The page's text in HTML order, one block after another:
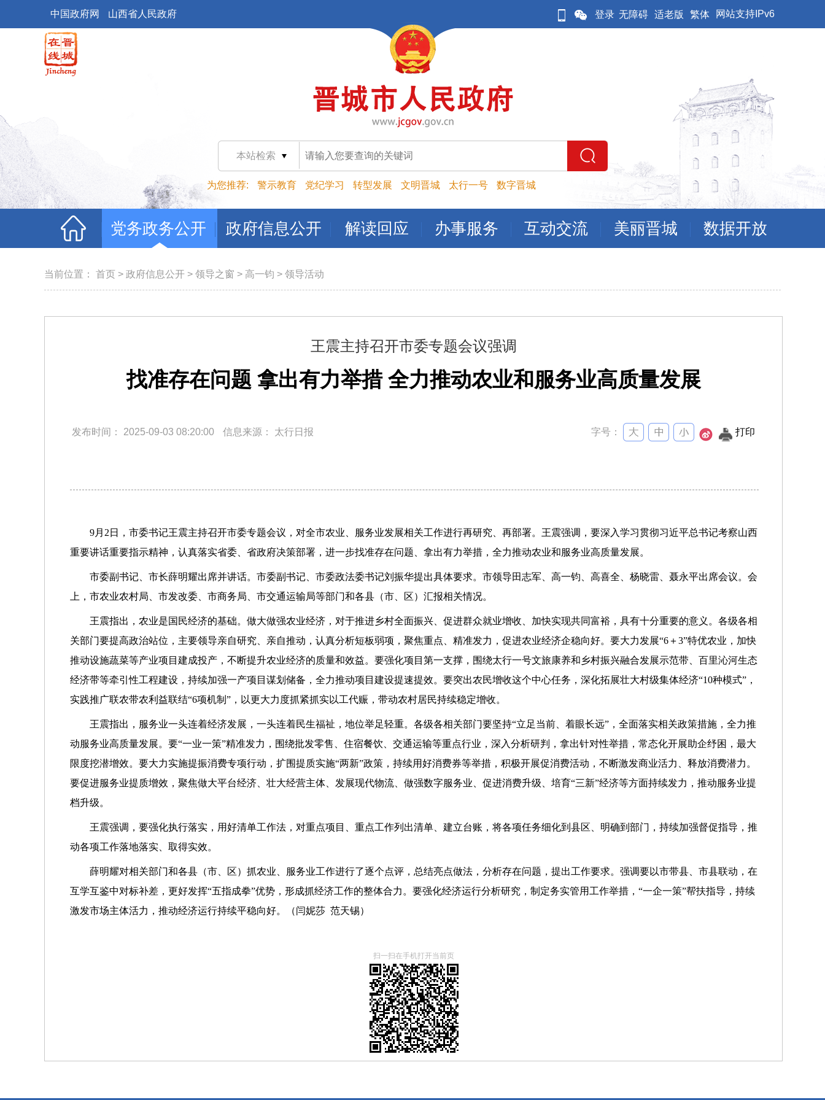
中国政府网 山西省人民政府 登录 无障碍 适老版 繁体 网站支持IPv6
本站检索
为您推荐: 警示教育 党纪学习 转型发展 文明晋城 太行一号 数字晋城
党务政务公开 政府信息公开 解读回应 办事服务 互动交流 美丽晋城 数据开放
当前位置： 首页 > 政府信息公开 > 领导之窗 > 高一钧 > 领导活动
王震主持召开市委专题会议强调
找准存在问题 拿出有力举措 全力推动农业和服务业高质量发展
发布时间： 2025-09-03 08:20:00 信息来源： 太行日报 字号： 打印
9月2日，市委书记王震主持召开市委专题会议，对全市农业、服务业发展相关工作进行再研究、再部署。王震强调，要深入学习贯彻习近平总书记考察山西
重要讲话重要指示精神，认真落实省委、省政府决策部署，进一步找准存在问题、拿出有力举措，全力推动农业和服务业高质量发展。
市委副书记、市长薛明耀出席并讲话。市委副书记、市委政法委书记刘振华提出具体要求。市领导田志军、高一钧、高喜全、杨晓雷、聂永平出席会议。会
上，市农业农村局、市发改委、市商务局、市交通运输局等部门和各县（市、区）汇报相关情况。
王震指出，农业是国民经济的基础。做大做强农业经济，对于推进乡村全面振兴、促进群众就业增收、加快实现共同富裕，具有十分重要的意义。各级各相
关部门要提高政治站位，主要领导亲自研究、亲自推动，认真分析短板弱项，聚焦重点、精准发力，促进农业经济企稳向好。要大力发展“6＋3”特优农业，加快
推动设施蔬菜等产业项目建成投产，不断提升农业经济的质量和效益。要强化项目第一支撑，围绕太行一号文旅康养和乡村振兴融合发展示范带、百里沁河生态
经济带等牵引性工程建设，持续加强一产项目谋划储备，全力推动项目建设提速提效。要突出农民增收这个中心任务，深化拓展壮大村级集体经济“10种模式”，
实践推广联农带农利益联结“6项机制”，以更大力度抓紧抓实以工代赈，带动农村居民持续稳定增收。
王震指出，服务业一头连着经济发展，一头连着民生福祉，地位举足轻重。各级各相关部门要坚持“立足当前、着眼长远”，全面落实相关政策措施，全力推
动服务业高质量发展。要“一业一策”精准发力，围绕批发零售、住宿餐饮、交通运输等重点行业，深入分析研判，拿出针对性举措，常态化开展助企纾困，最大
限度挖潜增效。要大力实施提振消费专项行动，扩围提质实施“两新”政策，持续用好消费券等举措，积极开展促消费活动，不断激发商业活力、释放消费潜力。
要促进服务业提质增效，聚焦做大平台经济、壮大经营主体、发展现代物流、做强数字服务业、促进消费升级、培育“三新”经济等方面持续发力，推动服务业提
档升级。
王震强调，要强化执行落实，用好清单工作法，对重点项目、重点工作列出清单、建立台账，将各项任务细化到县区、明确到部门，持续加强督促指导，推
动各项工作落地落实、取得实效。
薛明耀对相关部门和各县（市、区）抓农业、服务业工作进行了逐个点评，总结亮点做法，分析存在问题，提出工作要求。强调要以市带县、市县联动，在
互学互鉴中对标补差，更好发挥“五指成拳”优势，形成抓经济工作的整体合力。要强化经济运行分析研究，制定务实管用工作举措，“一企一策”帮扶指导，持续
激发市场主体活力，推动经济运行持续平稳向好。（闫妮莎 范天锡）
扫一扫在手机打开当前页